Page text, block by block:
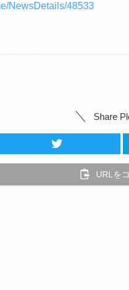
NewsDetails/48533
Share
URLを